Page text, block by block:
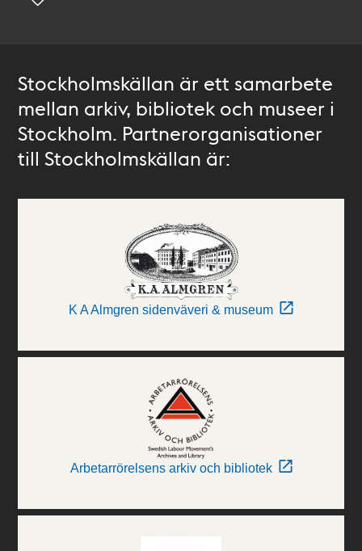
Stockholmskällan är ett samarbete
mellan arkiv, bibliotek och museer i
Stockholm. Partnerorganisationer
till Stockholmskällan är:
K A Almgren sidenväveri & museum
Arbetarrörelsens arkiv och bibliotek